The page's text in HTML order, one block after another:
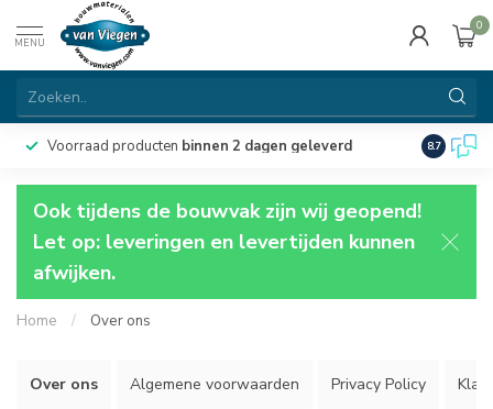
MENU
0
Voorraad producten binnen 2 dagen geleverd 8.7
Ook tijdens de bouwvak zijn wij geopend!
Let op: leveringen en levertijden kunnen
afwijken.
Home / Over ons
Over ons Algemene voorwaarden Privacy Policy